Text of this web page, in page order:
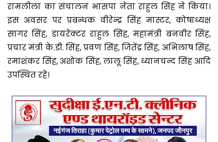
रामलीला का संचालन भासपा नेता राहुल सिंह ने किया।
इस अवसर पर प्रबन्धक वीरेन्द्र सिंह मास्टर, कोषाध्यक्ष
सागर सिंह, डायरेक्टर राहुल सिंह, महामंत्री बनवीर सिंह,
प्रचार मंत्री के.डी. सिंह, प्रवण सिंह, जितेंद्र सिंह, अभिलाष सिंह,
रमाशंकर सिंह, अशोक सिंह, लालू सिंह, ध्यानचन्द सिंह आदि
उपस्थित रहे।